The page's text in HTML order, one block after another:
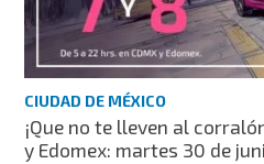
CIUDAD DE MÉXICO
¡Que no te lleven al
y Edomex: martes 30 de